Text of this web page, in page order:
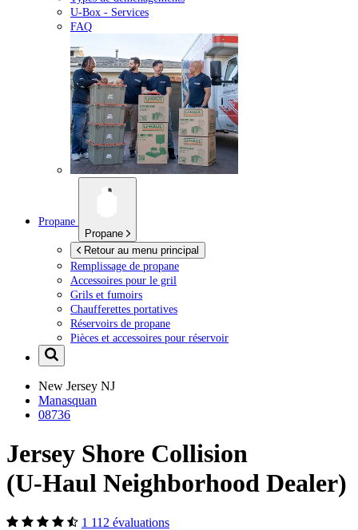
U-Box - Services
FAQ
Propane
Propane
Retour au menu principal
Remplissage de propane
Accessoires pour le gril
Grils et fumoirs
Chaufferettes portatives
Réservoirs de propane
Pièces et accessoires pour réservoir
New Jersey NJ
Manasquan
08736
Jersey Shore Collision
(U-Haul Neighborhood Dealer)
1 112 évaluations